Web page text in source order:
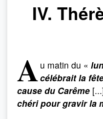
IV.
A u matin du «
célébrait la
cause du Carême
chéri pour gravir la